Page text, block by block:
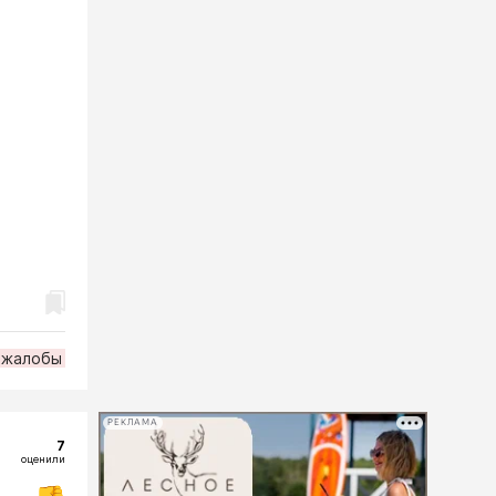
жалобы
7
оценили
РЕКЛАМА